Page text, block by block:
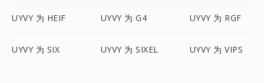
UYVY 为 HEIF UYVY 为 G4 UYVY 为 RGF
UYVY 为 SIX UYVY 为 SIXEL UYVY 为 VIPS